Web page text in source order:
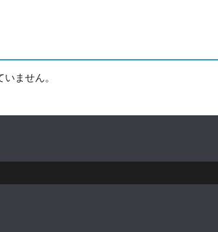
ません。